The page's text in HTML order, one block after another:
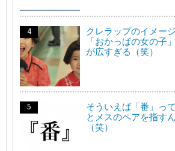
クレラップのイメー
「おかっぱの女の子
が広すぎる（笑）
そういえば「番」っ
とメスのペアを指す
（笑）